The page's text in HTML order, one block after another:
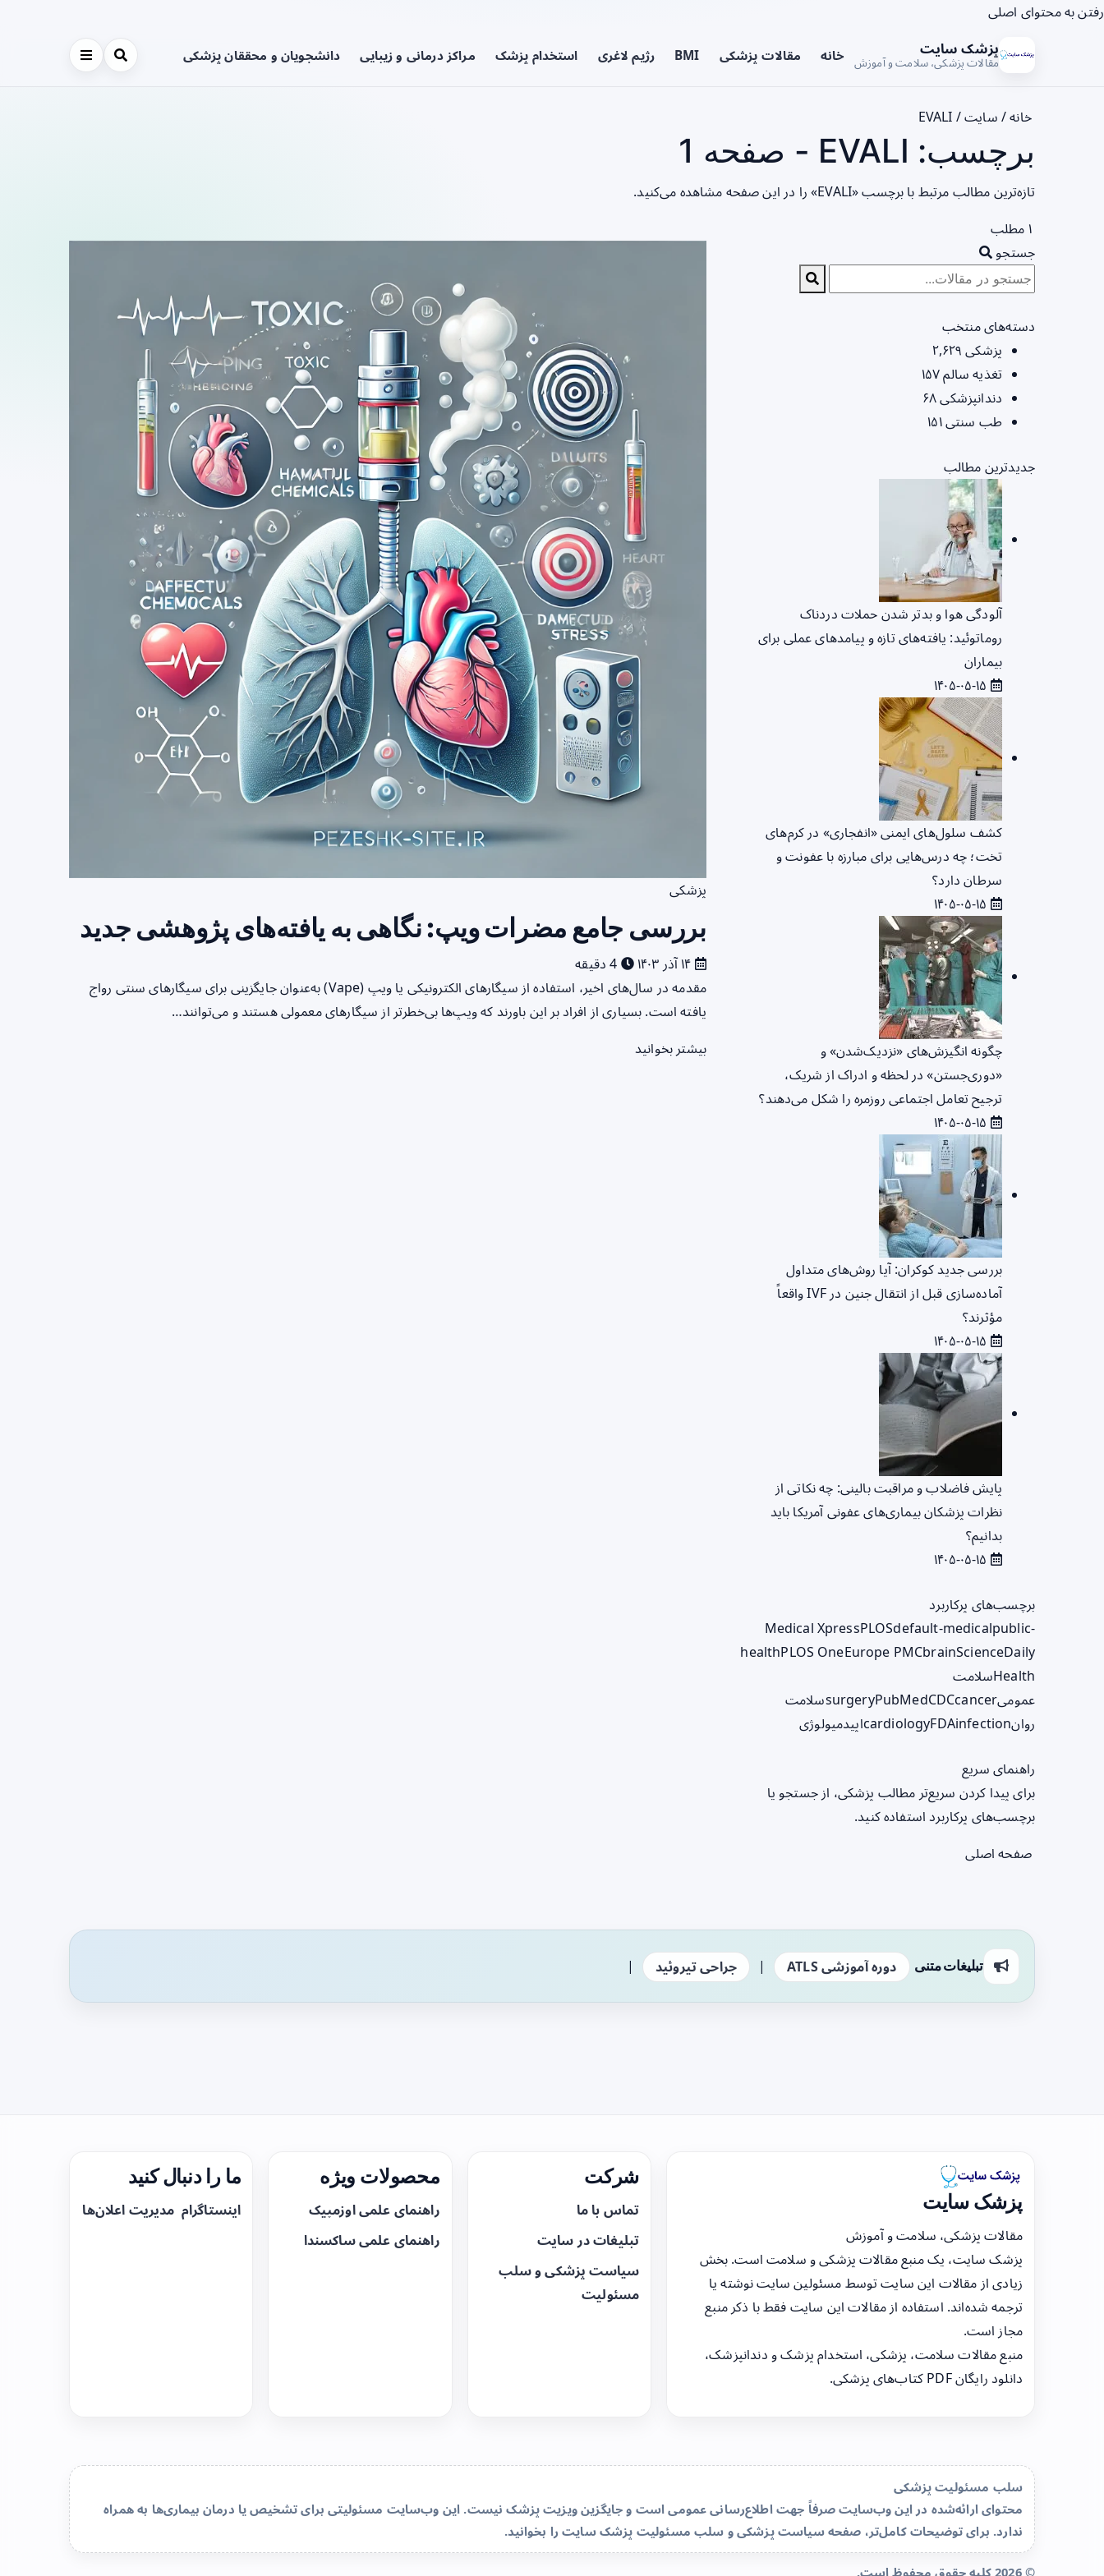
رفتن به محتوای اصلی
پزشک سایت
مقالات پزشکی، سلامت و آموزش خانه مقالات پزشکی BMI رژیم لاغری استخدام پزشک مراکز درمانی و زیبایی دانشجویان و محققان پزشکی
خانه/ سایت/
EVALI
برچسب: EVALI - صفحه 1
تازه‌ترین مطالب مرتبط با برچسب «EVALI» را در این صفحه مشاهده می‌کنید.
۱ مطلب
پزشکی
بررسی جامع مضرات ویپ: نگاهی به یافته‌های پژوهشی جدید
مقدمه در سال‌های اخیر، استفاده از سیگارهای الکترونیکی یا ویپ (Vape) به‌عنوان جایگزینی برای سیگارهای سنتی رواج
یافته است. بسیاری از افراد بر این باورند که ویپ‌ها بی‌خطرتر از سیگارهای معمولی هستند و می‌توانند…
بیشتر بخوانید
جستجو
دسته‌های منتخب
پزشکی ۲,۶۲۹
تغذیه سالم۱۵۷
دندانپزشکی۶۸
طب سنتی۱۵۱
جدیدترین مطالب
آلودگی هوا و بدتر شدن حملات دردناک
روماتوئید: یافته‌های تازه و پیامدهای عملی برای
بیماران
کشف سلول‌های ایمنی «انفجاری» در کرم‌های
تخت؛ چه درس‌هایی برای مبارزه با عفونت و
سرطان دارد؟
چگونه انگیزش‌های «نزدیک‌شدن» و
«دوری‌جستن» در لحظه و ادراک از شریک،
ترجیح تعامل اجتماعی روزمره را شکل می‌دهند؟
بررسی جدید کوکران: آیا روش‌های متداول
آماده‌سازی قبل از انتقال جنین در IVF واقعاً
مؤثرند؟
پایش فاضلاب و مراقبت بالینی: چه نکاتی از
نظرات پزشکان بیماری‌های عفونی آمریکا باید
بدانیم؟
برچسب‌های پرکاربرد
Medical XpressPLOSdefault-medicalpublic-
healthPLOS OneEurope PMCbrainScienceDaily
Healthسلامت
عمومی
surgeryPubMedCDCcancer
سلامت
روان
cardiologyFDAinfection اپیدمیولوژی
راهنمای سریع
برای پیدا کردن سریع‌تر مطالب پزشکی، از جستجو یا
برچسب‌های پرکاربرد استفاده کنید.
صفحه اصلی
تبلیغات متنی دوره آموزشی ATLS | جراحی تیروئید |
پزشک سایت
مقالات پزشکی، سلامت و آموزش
پزشک سایت، یک منبع مقالات پزشکی و سلامت است. بخش
زیادی از مقالات این سایت توسط مسئولین سایت نوشته یا
ترجمه شده‌اند. استفاده از مقالات این سایت فقط با ذکر منبع
مجاز است.
منبع مقالات سلامت، پزشکی، استخدام پزشک و دندانپزشک،
دانلود رایگان PDF کتاب‌های پزشکی.
شرکت
تماس با ما
تبلیغات در سایت
سیاست پزشکی و سلب
مسئولیت
محصولات ویژه
راهنمای علمی اوزمپیک
راهنمای علمی ساکسندا
ما را دنبال کنید
اینستاگرام مدیریت اعلان‌ها
سلب مسئولیت پزشکی
محتوای ارائه‌شده در این وب‌سایت صرفاً جهت اطلاع‌رسانی عمومی است و جایگزین ویزیت پزشک نیست. این وب‌سایت مسئولیتی برای تشخیص یا درمان بیماری‌ها به همراه
ندارد. برای توضیحات کامل‌تر، صفحهسیاست پزشکی و سلب مسئولیت پزشک سایترا بخوانید.
© 2026 کلیه حقوق محفوظ است.